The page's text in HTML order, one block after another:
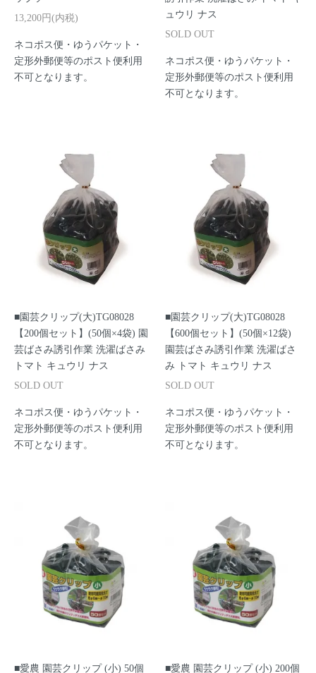
13,200円(内税)
ネコポス便・ゆうパケット・
定形外郵便等のポスト便利用
不可となります。
ュウリ ナス
SOLD OUT
ネコポス便・ゆうパケット・
定形外郵便等のポスト便利用
不可となります。
■園芸クリップ(大)TG08028
【200個セット】(50個×4袋) 園
芸ばさみ誘引作業 洗濯ばさみ
トマト キュウリ ナス
SOLD OUT
ネコポス便・ゆうパケット・
定形外郵便等のポスト便利用
不可となります。
■園芸クリップ(大)TG08028
【600個セット】(50個×12袋)
園芸ばさみ誘引作業 洗濯ばさ
み トマト キュウリ ナス
SOLD OUT
ネコポス便・ゆうパケット・
定形外郵便等のポスト便利用
不可となります。
■愛農 園芸クリップ (小) 50個
■愛農 園芸クリップ (小) 200個